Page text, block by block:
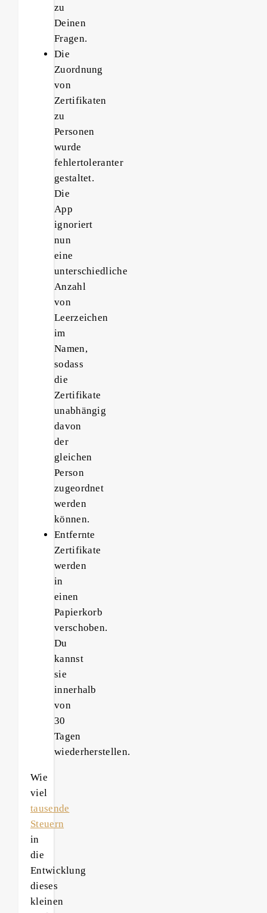
zu
Deinen
Fragen.
Die
Zuordnung
von
Zertifikaten
zu
Personen
wurde
fehlertoleranter
gestaltet.
Die
App
ignoriert
nun
eine
unterschiedliche
Anzahl
von
Leerzeichen
im
Namen,
sodass
die
Zertifikate
unabhängig
davon
der
gleichen
Person
zugeordnet
werden
können.
Entfernte
Zertifikate
werden
in
einen
Papierkorb
verschoben.
Du
kannst
sie
innerhalb
von
30
Tagen
wiederherstellen.
Wie
viel
tausende
Steuern
in
die
Entwicklung
dieses
kleinen